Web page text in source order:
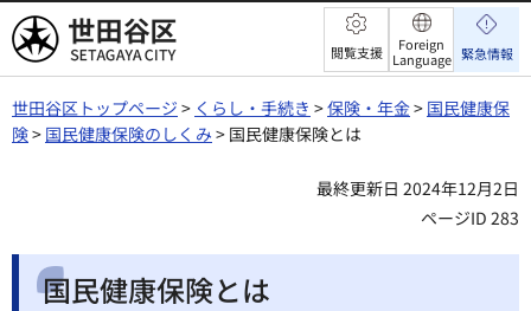
世田谷区 閲覧支援
Foreign
Language 緊急情報
世田谷区トップページ > くらし・手続き >保険・年金> 国民健康保
険> 国民健康保険のしくみ > 国民健康保険とは
最終更新日 2024年12月2日
ページID 283
国民健康保険とは